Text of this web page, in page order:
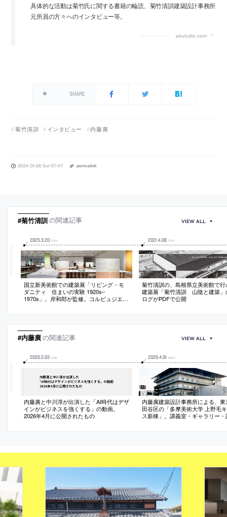
具体的な活動は菊竹氏に関する書籍の輪読、菊竹清訓建築設計事務所
元所員の方々へのインタビュー等。
youtube.com
SHARE
菊竹清訓 インタビュー 内藤廣
2024.01.06 Sat 07:47 permalink
#菊竹清訓の関連記事
2025.3.20 THU
国立新美術館での建築展「リビング・モ
ダニティ 住まいの実験 1920s–
1970s」。岸和郎が監修。コルビュジエ、
らによる14邸の住宅を中心に、20世紀の
の未完のプロジェクトも実寸大模型で実
現
2021 4.08 THU
菊竹清訓の、島根県立美術館で行
建築展「菊竹清訓 山陰と建築」
ログがPDFで公開
VIEW ALL
#内藤廣の関連記事
2026.5.03 SUN
内藤廣と中川淳が出演した「AI時代はデザ
インがビジネスを強くする」の動画。
2026年4月に公開されたもの
2026.4.01 WED
内藤廣建築設計事務所による、東
田谷区の「多摩美術大学 上野毛
ス新棟」。講義室・ギャラリー・
い”となる大屋根があり、“競い合
た”様な形態とする
VIEW ALL